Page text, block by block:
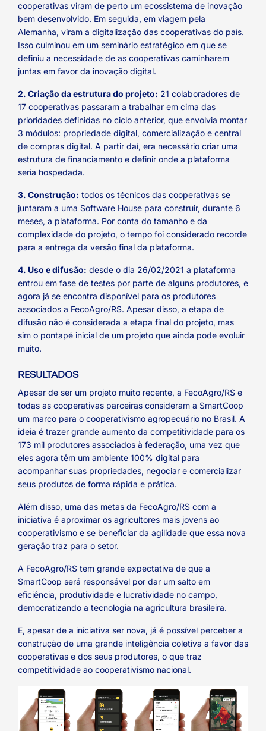
cooperativas viram de perto um ecossistema de inovação
bem desenvolvido. Em seguida, em viagem pela
Alemanha, viram a digitalização das cooperativas do país.
Isso culminou em um seminário estratégico em que se
definiu a necessidade de as cooperativas caminharem
juntas em favor da inovação digital.
2. Criação da estrutura do projeto: 21 colaboradores de
17 cooperativas passaram a trabalhar em cima das
prioridades definidas no ciclo anterior, que envolvia montar
3 módulos: propriedade digital, comercialização e central
de compras digital. A partir daí, era necessário criar uma
estrutura de financiamento e definir onde a plataforma
seria hospedada.
3. Construção: todos os técnicos das cooperativas se
juntaram a uma Software House para construir, durante 6
meses, a plataforma. Por conta do tamanho e da
complexidade do projeto, o tempo foi considerado recorde
para a entrega da versão final da plataforma.
4. Uso e difusão: desde o dia 26/02/2021 a plataforma
entrou em fase de testes por parte de alguns produtores, e
agora já se encontra disponível para os produtores
associados a FecoAgro/RS. Apesar disso, a etapa de
difusão não é considerada a etapa final do projeto, mas
sim o pontapé inicial de um projeto que ainda pode evoluir
muito.
RESULTADOS
Apesar de ser um projeto muito recente, a FecoAgro/RS e
todas as cooperativas parceiras consideram a SmartCoop
um marco para o cooperativismo agropecuário no Brasil. A
ideia é trazer grande aumento da competitividade para os
173 mil produtores associados à federação, uma vez que
eles agora têm um ambiente 100% digital para
acompanhar suas propriedades, negociar e comercializar
seus produtos de forma rápida e prática.
Além disso, uma das metas da FecoAgro/RS com a
iniciativa é aproximar os agricultores mais jovens ao
cooperativismo e se beneficiar da agilidade que essa nova
geração traz para o setor.
A FecoAgro/RS tem grande expectativa de que a
SmartCoop será responsável por dar um salto em
eficiência, produtividade e lucratividade no campo,
democratizando a tecnologia na agricultura brasileira.
E, apesar de a iniciativa ser nova, já é possível perceber a
construção de uma grande inteligência coletiva a favor das
cooperativas e dos seus produtores, o que traz
competitividade ao cooperativismo nacional.